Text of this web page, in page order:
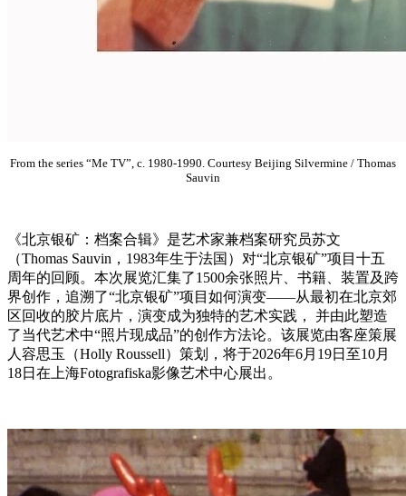
From the series “Me TV”, c. 1980-1990. Courtesy Beijing Silvermine / Thomas
Sauvin
《北京银矿：档案合辑》是艺术家兼档案研究员苏文
（Thomas Sauvin，1983年生于法国）对“北京银矿”项目十五
周年的回顾。本次展览汇集了1500余张照片、书籍、装置及跨
界创作，追溯了“北京银矿”项目如何演变——从最初在北京郊
区回收的胶片底片，演变成为独特的艺术实践， 并由此塑造
了当代艺术中“照片现成品”的创作方法论。该展览由客座策展
人容思玉（Holly Roussell）策划，将于2026年6月19日至10月
18日在上海Fotografiska影像艺术中心展出。